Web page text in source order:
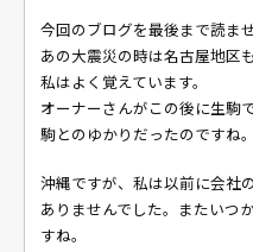
今回のブログを最後まで読ま
あの大震災の時は名古屋地区
私はよく覚えています。
オーナーさんがこの後に生駒
駒とのゆかりだったのですね。
沖縄ですが、私は以前に会社
ありませんでした。またいつ
すね。